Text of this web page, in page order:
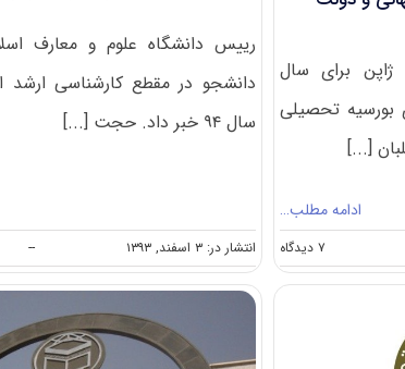
برای سال
بورسیه تحصیلی
[...]
ادامه مطلب…
۷ دیدگاه
اعطای
بورسیه
تحصیلی
رییس دانشگاه علوم و معارف
دانشجو در مقطع کار‌شناسی ارشد
سال ۹۴ خبر داد. حجت [...]
انتشار در: ۳ اسفند, ۱۳۹۳ --